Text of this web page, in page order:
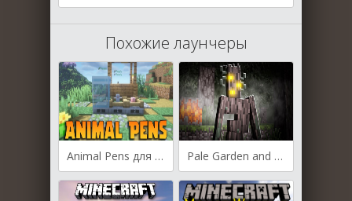
Похожие лаунчеры
Animal Pens для Майнкрафт [1.21.5, 1.21.4, 1.21.3] Pale Garden and Creaking для Майнкрафт [1.21.1, 1.21, 1.20.1]